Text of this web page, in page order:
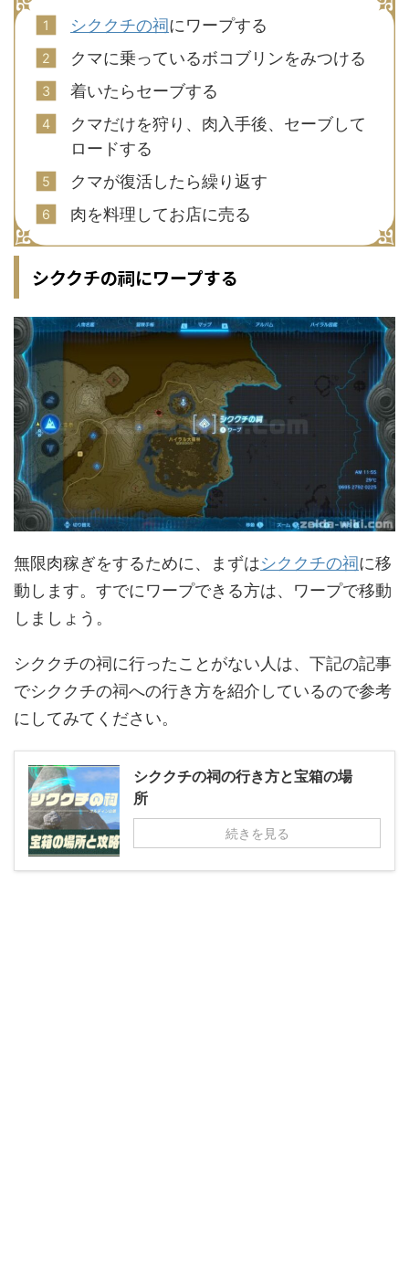
シククチの祠にワープする
クマに乗っているボコブリンをみつける
着いたらセーブする
クマだけを狩り、肉入手後、セーブして
ロードする
クマが復活したら繰り返す
肉を料理してお店に売る
シククチの祠にワープする
無限肉稼ぎをするために、まずはシククチの祠に移
動します。すでにワープできる方は、ワープで移動
しましょう。
シククチの祠に行ったことがない人は、下記の記事
でシククチの祠への行き方を紹介しているので参考
にしてみてください。
シククチの祠の行き方と宝箱の場
所
続きを見る